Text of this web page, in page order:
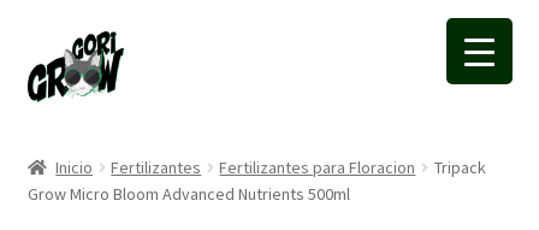
a
la
a
la
Inicio Fertilizantes Fertilizantes para Floracion
Tripack
Grow Micro Bloom Advanced Nutrients 500ml